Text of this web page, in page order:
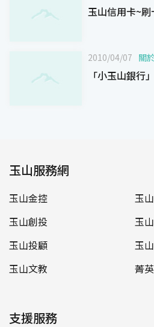
玉山信用卡~
2010/04/07 關
「小玉山銀行
玉山服務網
玉山金控
玉
玉山創投
玉
玉山投顧
玉
玉山文教
菁
支援服務